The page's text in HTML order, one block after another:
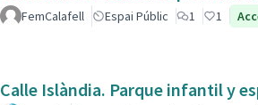
FemCalafell Espai Públic 1 1
Calle Islàndia. Parque infantil y